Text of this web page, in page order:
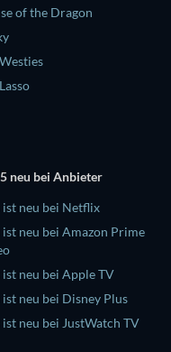
of the Dragon
neu bei Anbieter
ist neu bei Netflix
ist neu bei Amazon Prime
ist neu bei Apple TV
ist neu bei Disney Plus
ist neu bei JustWatch TV